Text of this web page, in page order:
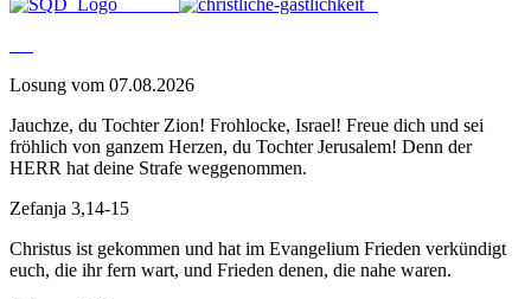
Losung vom 07.08.2026
Jauchze, du Tochter Zion! Frohlocke, Israel! Freue dich und sei
fröhlich von ganzem Herzen, du Tochter Jerusalem! Denn der
HERR hat deine Strafe weggenommen.
Zefanja 3,14-15
Christus ist gekommen und hat im Evangelium Frieden verkündigt
euch, die ihr fern wart, und Frieden denen, die nahe waren.